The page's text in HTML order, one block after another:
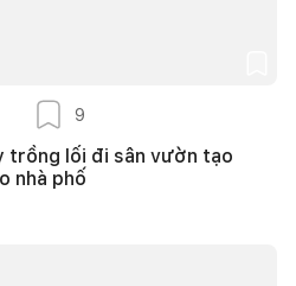
9
trồng lối đi sân vườn tạo
nhà phố